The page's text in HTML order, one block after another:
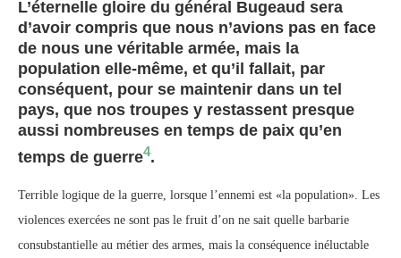
L’éternelle gloire du général Bugeaud sera
d’avoir compris que nous n’avions pas en face
de nous une véritable armée, mais la
population elle-même, et qu’il fallait, par
conséquent, pour se maintenir dans un tel
pays, que nos troupes y restassent presque
aussi nombreuses en temps de paix qu’en
temps de guerre4.
Terrible logique de la guerre, lorsque l’ennemi est «la population». Les
violences exercées ne sont pas le fruit d’on ne sait quelle barbarie
consubstantielle au métier des armes, mais la conséquence inéluctable